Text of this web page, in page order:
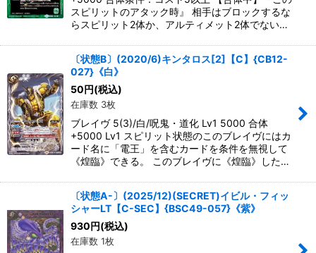
スピリットのアタック時』 相手はブロックするな
らスピリット2体か、アルティメット2体でない…
〔状態B〕(2020/6)キンタロス[2]【C】{CB12-
027}《白》
50 円(税込)
在庫数 3枚
ブレイヴ 5(3)/白/呪鬼・道化 Lv1 5000 合体
+5000 Lv1 スピリット状態のこのブレイヴにはカ
ード名に「電王」を含むカードを条件を無視して
《煌臨》できる。 このブレイヴに《煌臨》した…
〔状態A-〕(2025/12)(SECRET)イビル・フィッ
シャーLT【C-SEC】{BSC49-057}《紫》
930 円(税込)
在庫数 1枚